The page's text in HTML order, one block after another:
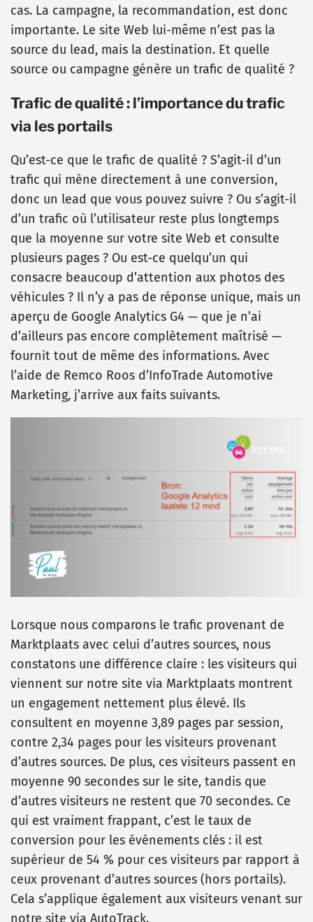
cas. La campagne, la recommandation, est donc
importante. Le site Web lui-même n’est pas la
source du lead, mais la destination. Et quelle
source ou campagne génère un trafic de qualité ?
Trafic de qualité : l’importance du trafic
via les portails
Qu’est-ce que le trafic de qualité ? S’agit-il d’un
trafic qui mène directement à une conversion,
donc un lead que vous pouvez suivre ? Ou s’agit-il
d’un trafic où l’utilisateur reste plus longtemps
que la moyenne sur votre site Web et consulte
plusieurs pages ? Ou est-ce quelqu’un qui
consacre beaucoup d’attention aux photos des
véhicules ? Il n’y a pas de réponse unique, mais un
aperçu de Google Analytics G4 — que je n’ai
d’ailleurs pas encore complètement maîtrisé —
fournit tout de même des informations. Avec
l’aide de Remco Roos d’InfoTrade Automotive
Marketing, j’arrive aux faits suivants.
Lorsque nous comparons le trafic provenant de
Marktplaats avec celui d’autres sources, nous
constatons une différence claire : les visiteurs qui
viennent sur notre site via Marktplaats montrent
un engagement nettement plus élevé. Ils
consultent en moyenne 3,89 pages par session,
contre 2,34 pages pour les visiteurs provenant
d’autres sources. De plus, ces visiteurs passent en
moyenne 90 secondes sur le site, tandis que
d’autres visiteurs ne restent que 70 secondes. Ce
qui est vraiment frappant, c’est le taux de
conversion pour les événements clés : il est
supérieur de 54 % pour ces visiteurs par rapport à
ceux provenant d’autres sources (hors portails).
Cela s’applique également aux visiteurs venant sur
notre site via AutoTrack.